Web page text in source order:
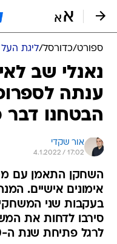
ספורט/כדורסל/ליגת העל
נאנלי שב
ענתה
הבטחנו דבר
אור שקדי
4.1.2022 / 17:02
השחקן התאמן עם
אימונים אישיים.
סירבו לדחות את
לרגל פתיחת שנת ה-90 למועדון